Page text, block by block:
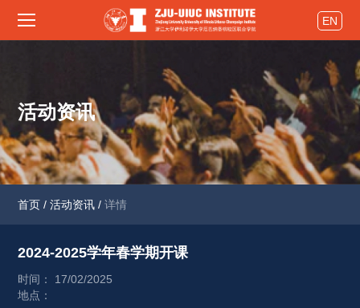
EN
活动资讯
首页 / 活动资讯 / 详情
2024-2025学年春学期开课
时间： 17/02/2025
地点：